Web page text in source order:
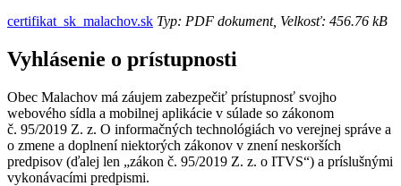
certifikat_sk_malachov.sk Typ: PDF dokument, Velkosť: 456.76 kB
Vyhlásenie o prístupnosti
Obec Malachov má záujem zabezpečiť prístupnosť svojho
webového sídla a mobilnej aplikácie v súlade so zákonom
č. 95/2019 Z. z. O informačných technológiách vo verejnej správe a
o zmene a doplnení niektorých zákonov v znení neskorších
predpisov (ďalej len „zákon č. 95/2019 Z. z. o ITVS“) a príslušnými
vykonávacími predpismi.